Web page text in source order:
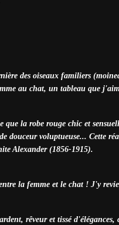
des oiseaux familiers
au chat, un tableau que
que la robe rouge chic et
douceur voluptueuse... Cette
Alexander (1856-1915).
la femme et le chat ! J'y
rêveur et tissé